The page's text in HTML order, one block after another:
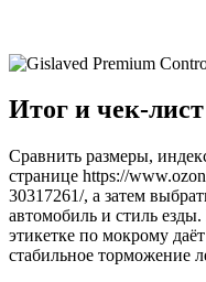
Итог и чек-лист
Сравнить размеры,
странице https://
30317261/, а затем
автомобиль и стиль
этикетке по мокрому
стабильное торможение